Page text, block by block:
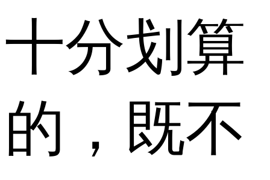
十分划算
的，既不